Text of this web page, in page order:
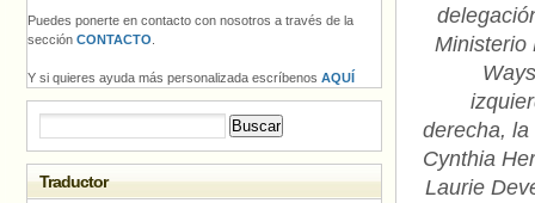
Ministerio
derecha, la
Cynthia
Laurie
Puedes ponerte en contacto con nosotros a través de la
sección CONTACTO
Y si quieres ayuda más personalizada escríbenos AQUÍ
Traductor